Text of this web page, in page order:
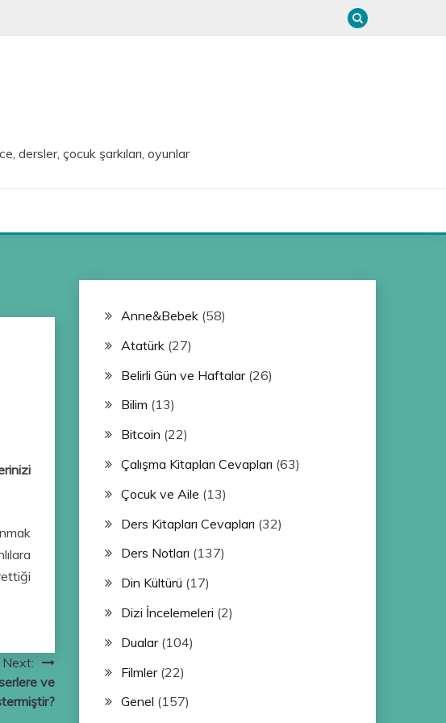
dersler, çocuk şarkıları, oyunlar
Next:
ve
Anne&Bebek(58)
Atatürk(27)
Belirli Gün ve Haftalar(26)
Bilim (13)
Bitcoin (22)
Çalışma Kitapları Cevapları (63)
Çocuk ve Aile (13)
Ders Kitapları Cevapları (32)
Ders Notları (137)
Din Kültürü (17)
Dizi İncelemeleri (2)
Dualar(104)
Filmler(22)
Genel (157)